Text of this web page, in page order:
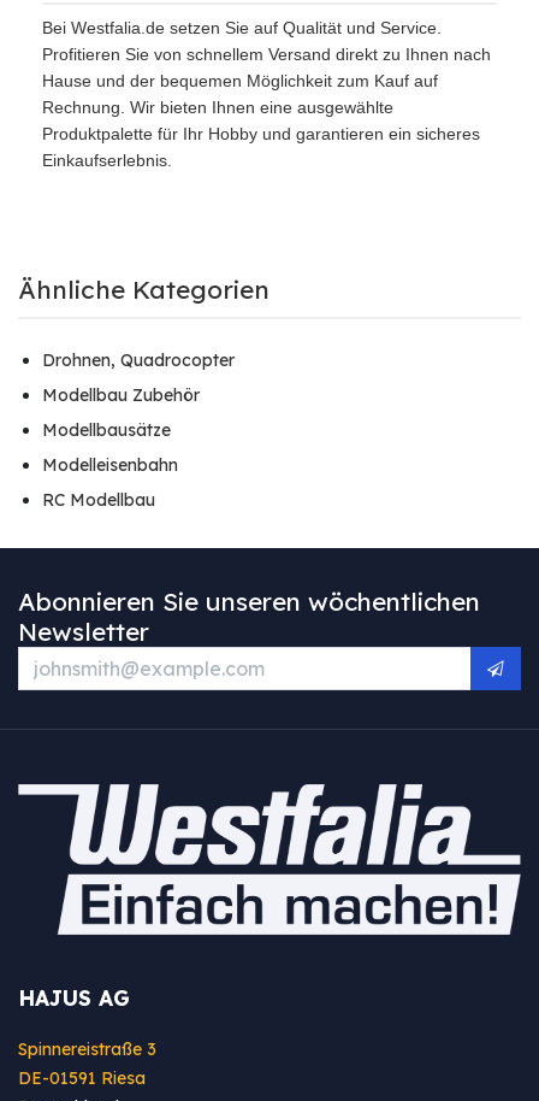
Bei Westfalia.de setzen Sie auf Qualität und Service.
Profitieren Sie von schnellem Versand direkt zu Ihnen nach
Hause und der bequemen Möglichkeit zum Kauf auf
Rechnung. Wir bieten Ihnen eine ausgewählte
Produktpalette für Ihr Hobby und garantieren ein sicheres
Einkaufserlebnis.
Ähnliche Kategorien
Drohnen, Quadrocopter
Modellbau Zubehör
Modellbausätze
Modelleisenbahn
RC Modellbau
Abonnieren Sie unseren wöchentlichen
Newsletter
HAJUS AG
Spinnereistraße 3
DE-01591 Riesa